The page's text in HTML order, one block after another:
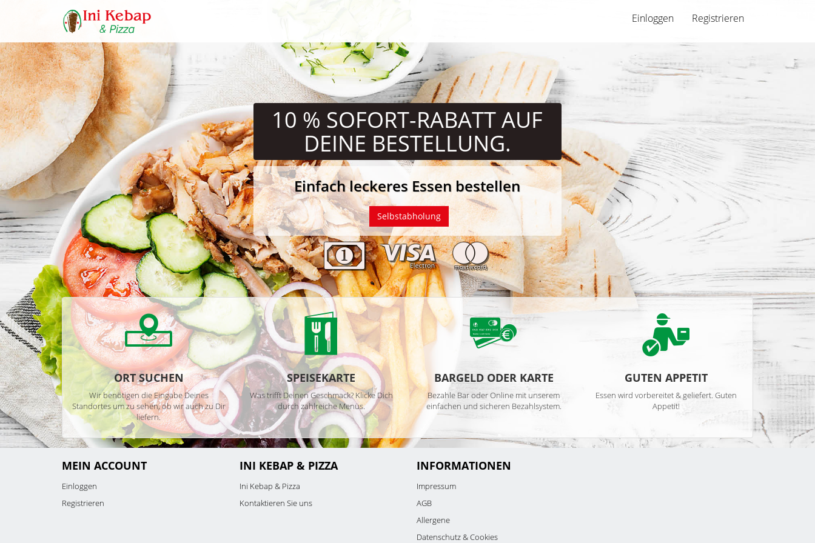
Einloggen Registrieren
10 % SOFORT-RABATTAUF
DEINE BESTELLUNG.
Einfach leckeres Essen bestellen
PLZ
Eingeben
Selbstabholung
ORT SUCHEN
Wir benötigen die Eingabe Deines
Standortes um zu sehen, ob wir auch zu Dir
liefern.
SPEISEKARTE
Was trifft Deinen Geschmack? Klicke Dich
durch zahlreiche Menüs.
BARGELD ODER KARTE
Bezahle Bar oder Online mit unserem
einfachen und sicheren Bezahlsystem.
GUTEN APPETIT
Essen wird vorbereitet & geliefert. Guten
Appetit!
MEIN ACCOUNT
Einloggen
Registrieren
INI KEBAP & PIZZA
Ini Kebap & Pizza
Kontaktieren Sie uns
INFORMATIONEN
Impressum
AGB
Allergene
Datenschutz & Cookies